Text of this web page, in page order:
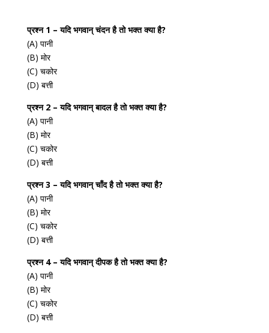
प्रश्न 1 – यदि भगवान् चंदन है तो भक्त क्या है?
(A) पानी
(B) मोर
(C) चकोर
(D) बत्ती
प्रश्न 2 – यदि भगवान् बादल है तो भक्त क्या है?
(A) पानी
(B) मोर
(C) चकोर
(D) बत्ती
प्रश्न 3 – यदि भगवान् चाँद है तो भक्त क्या है?
(A) पानी
(B) मोर
(C) चकोर
(D) बत्ती
प्रश्न 4 – यदि भगवान् दीपक है तो भक्त क्या है?
(A) पानी
(B) मोर
(C) चकोर
(D) बत्ती